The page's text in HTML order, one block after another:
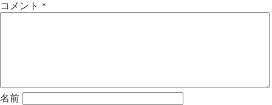
コメント *
名前